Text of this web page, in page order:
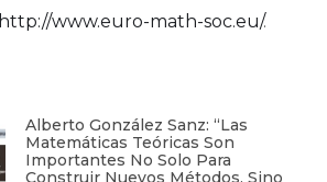
http://www.euro-math-soc.eu/.
Alberto González Sanz: “Las
Matemáticas Teóricas Son
Importantes No Solo Para
Construir Nuevos Métodos, Sino